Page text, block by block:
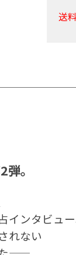
送
。
ンタビュー
れない